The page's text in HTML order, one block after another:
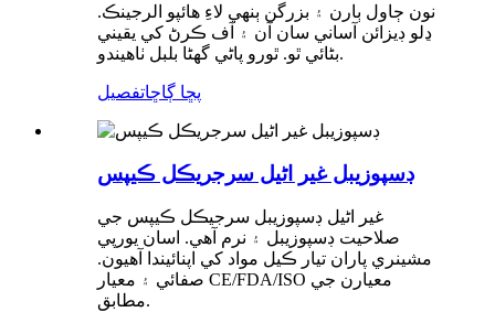
نون ڄاول ٻارن ۽ بزرگن ٻنهي لاءِ هائپو الرجينڪ.
ڍلو ڊيزائن آساني سان آن ۽ آف ڪرڻ کي يقيني
بڻائي ٿو. ٿورو پاڻي گھڻا بلبل ٺاهيندو.
پڇا ڳاڇاتفصيل
ڊسپوزيبل غير اڻيل سرجريڪل ڪيپس
غير اڻيل ڊسپوزيبل سرجيڪل ڪيپس جي
صلاحيت ڊسپوزيبل ۽ نرم آهي. اسان يورپي
مشينري پاران تيار ڪيل مواد کي اپنائيندا آهيون.
صفائي ۽ معيار CE/FDA/ISO معيارن جي
مطابق.